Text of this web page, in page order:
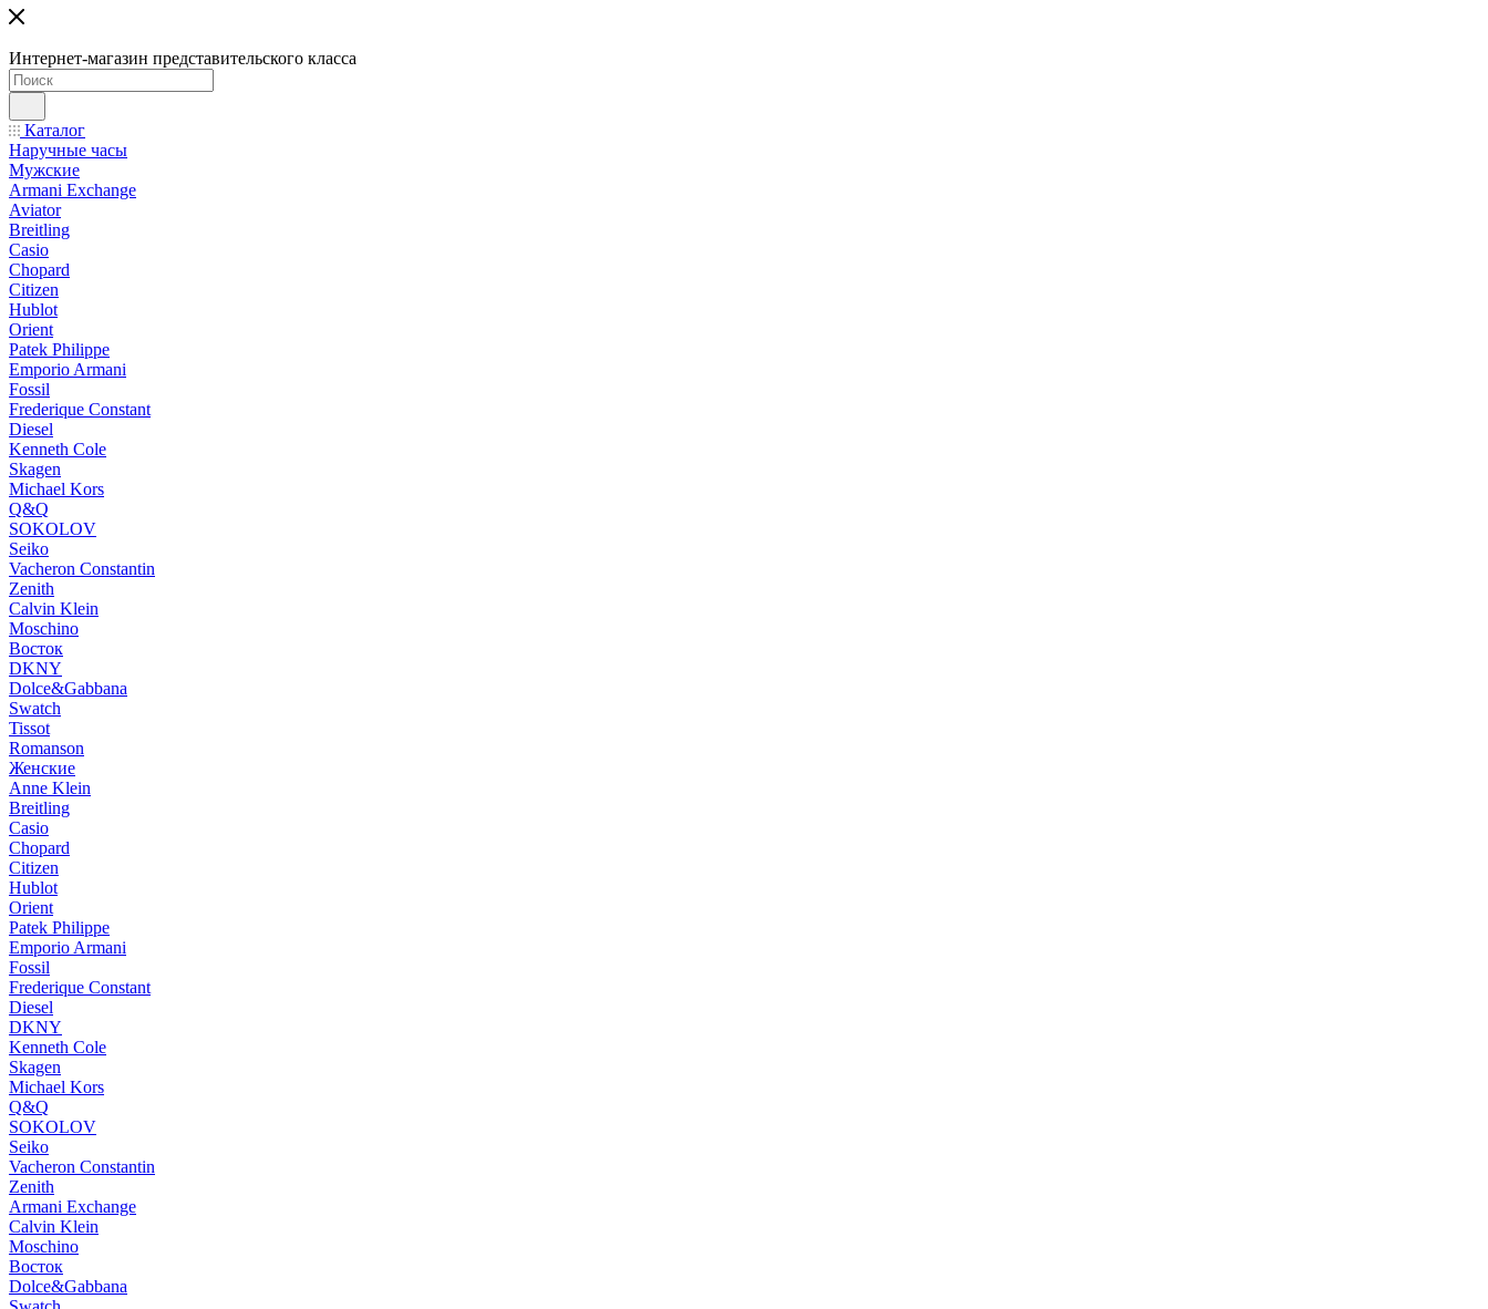
Интернет-магазин представительского класса
Каталог
Наручные часы
Мужские
Armani Exchange
Aviator
Breitling
Casio
Chopard
Citizen
Hublot
Orient
Patek Philippe
Emporio Armani
Fossil
Frederique Constant
Diesel
Kenneth Cole
Skagen
Michael Kors
Q&Q
SOKOLOV
Seiko
Vacheron Constantin
Zenith
Calvin Klein
Moschino
Восток
DKNY
Dolce&Gabbana
Swatch
Tissot
Romanson
Женские
Anne Klein
Breitling
Casio
Chopard
Citizen
Hublot
Orient
Patek Philippe
Emporio Armani
Fossil
Frederique Constant
Diesel
DKNY
Kenneth Cole
Skagen
Michael Kors
Q&Q
SOKOLOV
Seiko
Vacheron Constantin
Zenith
Armani Exchange
Calvin Klein
Moschino
Восток
Dolce&Gabbana